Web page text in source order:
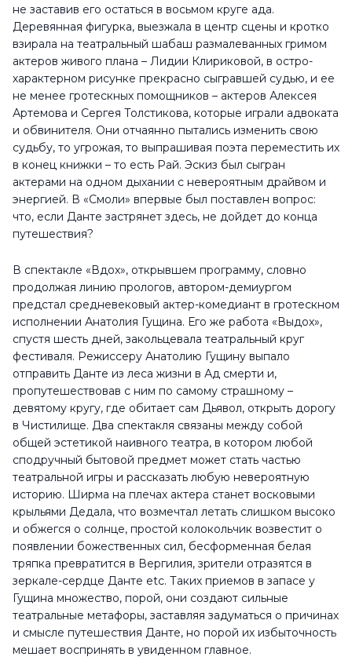
не заставив его остаться в восьмом круге ада.
Деревянная фигурка, выезжала в центр сцены и кротко
взирала на театральный шабаш размалеванных гримом
актеров живого плана – Лидии Клириковой, в остро-
характерном рисунке прекрасно сыгравшей судью, и ее
не менее гротескных помощников – актеров Алексея
Артемова и Сергея Толстикова, которые играли адвоката
и обвинителя. Они отчаянно пытались изменить свою
судьбу, то угрожая, то выпрашивая поэта переместить их
в конец книжки – то есть Рай. Эскиз был сыгран
актерами на одном дыхании с невероятным драйвом и
энергией. В «Смоли» впервые был поставлен вопрос:
что, если Данте застрянет здесь, не дойдет до конца
путешествия?
В спектакле «Вдох», открывшем программу, словно
продолжая линию прологов, автором-демиургом
предстал средневековый актер-комедиант в гротескном
исполнении Анатолия Гущина. Его же работа «Выдох»,
спустя шесть дней, закольцевала театральный круг
фестиваля. Режиссеру Анатолию Гущину выпало
отправить Данте из леса жизни в Ад смерти и,
пропутешествовав с ним по самому страшному –
девятому кругу, где обитает сам Дьявол, открыть дорогу
в Чистилище. Два спектакля связаны между собой
общей эстетикой наивного театра, в котором любой
сподручный бытовой предмет может стать частью
театральной игры и рассказать любую невероятную
историю. Ширма на плечах актера станет восковыми
крыльями Дедала, что возмечтал летать слишком высоко
и обжегся о солнце, простой колокольчик возвестит о
появлении божественных сил, бесформенная белая
тряпка превратится в Вергилия, зрители отразятся в
зеркале-сердце Данте etc. Таких приемов в запасе у
Гущина множество, порой, они создают сильные
театральные метафоры, заставляя задуматься о причинах
и смысле путешествия Данте, но порой их избыточность
мешает воспринять в увиденном главное.